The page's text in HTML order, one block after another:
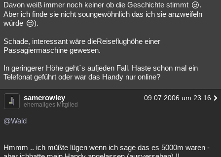
Davon weiß immer noch keiner ob die Geschichte stimmt
.
Aber ich finde sie nicht soungewöhnlich das ich sie anzweifeln
würde
).
Schade, interessant wäre dieReiseflughöhe einer
Passagiermaschine gewesen.
In geringerer Höhe geht´s aufjeden Fall. Haste schon mal ein
Telefonat geführt oder war das Handy nur online?
samcrowley 09.07.2006 um 23:16
ehemaliges Mitglied
@Wald
Hmmm .. ich müßte lügen wenn ich sage das es 5000m waren -